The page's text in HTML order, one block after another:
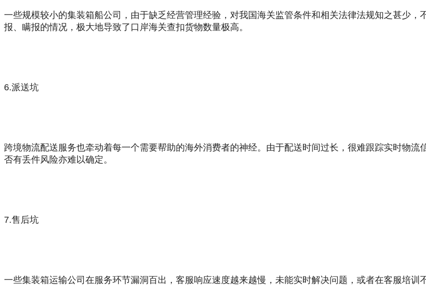
一些规模较小的集装箱船公司，由于缺乏经营管理经验，对我国海关监管条件和相关法律法规知之甚少
报、瞒报的情况，极大地导致了口岸海关查扣货物数量极高。
6.派送坑
跨境物流配送服务也牵动着每一个需要帮助的海外消费者的神经。由于配送时间过长，很难跟踪实时物
否有丢件风险亦难以确定。
7.售后坑
一些集装箱运输公司在服务环节漏洞百出，客服响应速度越来越慢，未能实时解决问题，或者在客服培